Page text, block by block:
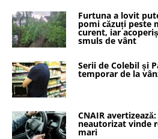
Furtuna a lovit
pomi căzuți peste
curent, iar
smuls de vânt
Serii de Colebil și
temporar de la
CNAIR
neautorizat vinde
mari